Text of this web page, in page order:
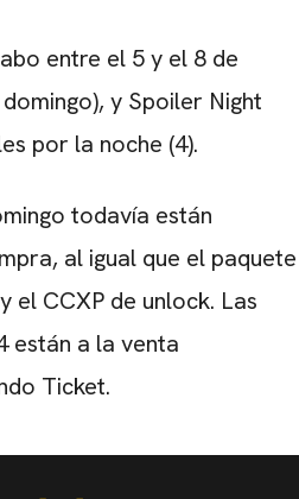
entre el 5 y el 8 de
y Spoiler Night
por la noche (4).
todavía están
al igual que el paquete
el CCXP de unlock. Las
están a la venta
Ticket.